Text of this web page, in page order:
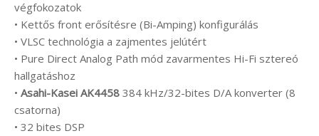
végfokozatok
• Kettős front erősítésre (Bi-Amping) konfigurálás
• VLSC technológia a zajmentes jelútért
• Pure Direct Analog Path mód zavarmentes Hi-Fi sztereó
hallgatáshoz
• Asahi-Kasei AK4458 384 kHz/32-bites D/A konverter (8
csatorna)
• 32 bites DSP